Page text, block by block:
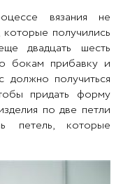
вязания не
которые получились
двадцать шесть
бокам прибавку и
должно получиться
придать форму
по две петли
петель, которые